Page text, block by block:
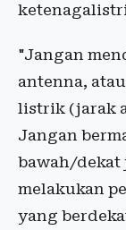
"Jangan
antenna,
listrik (jarak
Jangan
bawah/
melakukan
yang